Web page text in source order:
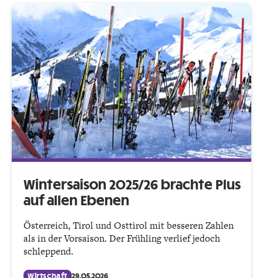
Wintersaison 2025/26 brachte Plus
auf allen Ebenen
Österreich, Tirol und Osttirol mit besseren Zahlen
als in der Vorsaison. Der Frühling verlief jedoch
schleppend.
Wirtschaft 29.05.2026